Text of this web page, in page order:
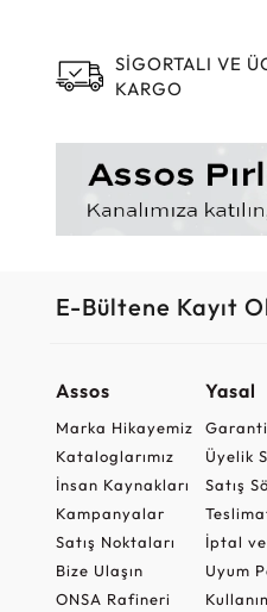
SİGORTALI VE
KARGO
E-Bültene Kayıt
Assos
Marka Hikayemiz
Kataloglarımız
İnsan Kaynakları
Kampanyalar
Satış Noktaları
Bize Ulaşın
ONSA Rafineri
Yasal
Üyelik
Satış
İptal
Uyum